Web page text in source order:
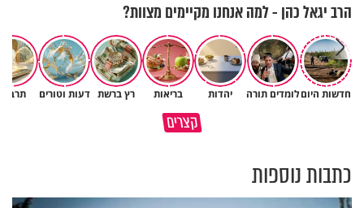
הרב יגאל כהן - למה אנחנו מקיימים מצוות?
חדשות היוםלומדים תורה יהדות בריאות רץ ברשת דעות וטורים
קצריםמדוע האמונה נמשלה למלח?
גם ׳הרע׳ זה הרחמים של בורא
כתבות נוספות